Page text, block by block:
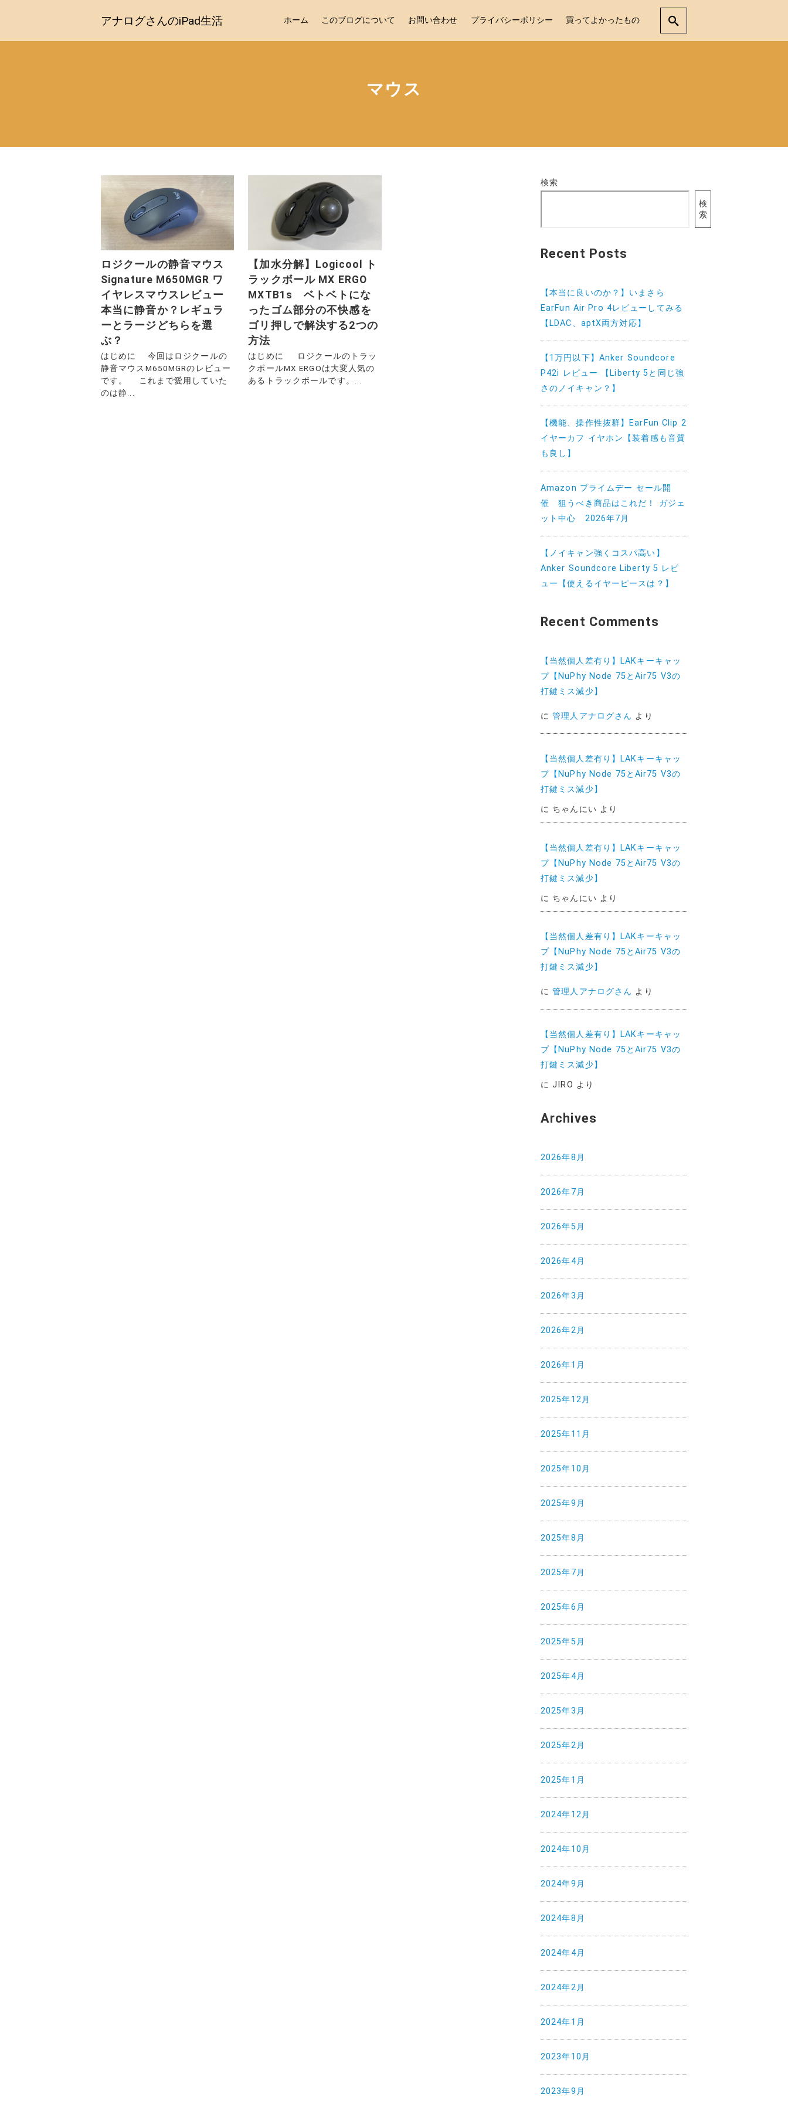
アナログさんのiPad生活 ホーム このブログについて お問い合わせ プライバシーポリシー 買ってよかったもの
マウス
ロジクールの静音マウス
Signature M650MGR ワ
イヤレスマウスレビュー
本当に静音か？レギュラ
ーとラージどちらを選
ぶ？
はじめに 今回はロジクールの
静音マウスM650MGRのレビュー
です。 これまで愛用していた
のは静...
【加水分解】Logicool ト
ラックボール MX ERGO
MXTB1s ベトベトにな
ったゴム部分の不快感を
ゴリ押しで解決する2つの
方法
はじめに ロジクールのトラッ
クボールMX ERGOは大変人気の
あるトラックボールです。...
検索
検
索
Recent Posts
【本当に良いのか？】いまさら
EarFun Air Pro 4レビューしてみる
【LDAC、aptX両方対応】
【1万円以下】Anker Soundcore
P42i レビュー 【Liberty 5と同じ強
さのノイキャン？】
【機能、操作性抜群】EarFun Clip 2
イヤーカフ イヤホン【装着感も音質
も良し】
Amazon プライムデー セール開
催 狙うべき商品はこれだ！ ガジェ
ット中心 2026年7月
【ノイキャン強くコスパ高い】
Anker Soundcore Liberty 5 レビ
ュー【使えるイヤーピースは？】
Recent Comments
【当然個人差有り】LAKキーキャッ
プ【NuPhy Node 75とAir75 V3の
打鍵ミス減少】
に管理人アナログさん より
【当然個人差有り】LAKキーキャッ
プ【NuPhy Node 75とAir75 V3の
打鍵ミス減少】
に ちゃんにい より
【当然個人差有り】LAKキーキャッ
プ【NuPhy Node 75とAir75 V3の
打鍵ミス減少】
に ちゃんにい より
【当然個人差有り】LAKキーキャッ
プ【NuPhy Node 75とAir75 V3の
打鍵ミス減少】
に管理人アナログさん より
【当然個人差有り】LAKキーキャッ
プ【NuPhy Node 75とAir75 V3の
打鍵ミス減少】
にJIRO より
Archives
2026年8月
2026年7月
2026年5月
2026年4月
2026年3月
2026年2月
2026年1月
2025年12月
2025年11月
2025年10月
2025年9月
2025年8月
2025年7月
2025年6月
2025年5月
2025年4月
2025年3月
2025年2月
2025年1月
2024年12月
2024年10月
2024年9月
2024年8月
2024年4月
2024年2月
2024年1月
2023年10月
2023年9月